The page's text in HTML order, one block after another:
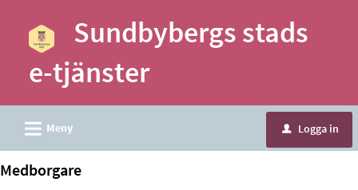
tjänster
Sundbybergs
Sundbybergs stads
e-tjänster
L Meny u Logga in
Medborgare